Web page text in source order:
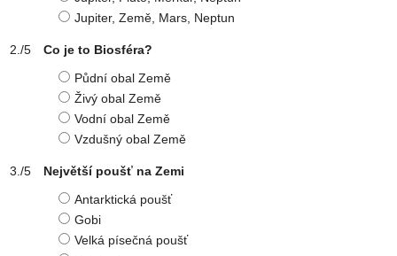
Jupiter, Země, Mars, Neptun
Co je to Biosféra?
Půdní obal Země
Živý obal Země
Vodní obal Země
Vzdušný obal Země
Největší poušť na Zemi
Antarktická poušť
Gobi
Velká písečná poušť